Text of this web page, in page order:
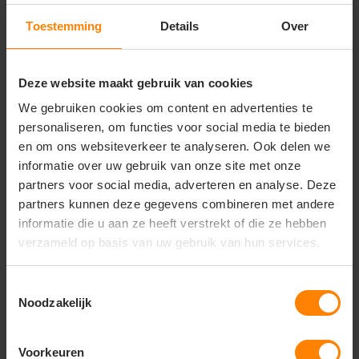
Toestemming Details Over
Deze website maakt gebruik van cookies
We gebruiken cookies om content en advertenties te
personaliseren, om functies voor social media te bieden
en om ons websiteverkeer te analyseren. Ook delen we
informatie over uw gebruik van onze site met onze
partners voor social media, adverteren en analyse. Deze
partners kunnen deze gegevens combineren met andere
informatie die u aan ze heeft verstrekt of die ze hebben
verzameld op basis van uw gebruik van hun services.
Noodzakelijk
Voorkeuren
Belangrijkste kenmerken
• Materiaal: 100% gerecycled polyester
• Stofgewicht: 280 g/m²
• Waterafstotend
• Capuchon met trekkoord
• Zakken met zwarte nylon ritsen
• Zwarte ritstrekkers
• Iets verlengde achterkant
• Comfortabele pasvorm
• Labelvrij ontwerp
• Duurzaam en functioneel
Vragen? Neem contact
klantenservice